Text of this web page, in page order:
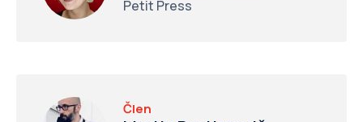
Petit Press
Člen